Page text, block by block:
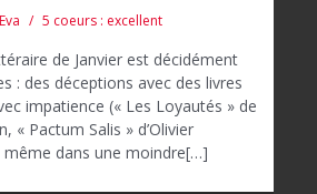
Eva 5 coeurs : excellent
de Janvier est décidément
: des déceptions avec des livres
impatience (« Les Loyautés » de
« Pactum Salis » d’Olivier
dans une moindre[…]